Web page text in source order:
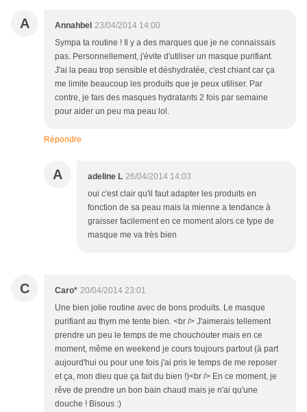
A Annahbel 23/04/2014 14:00
Sympa ta routine ! Il y a des marques que je ne connaissais
pas. Personnellement, j'évite d'utiliser un masque purifiant.
J'ai la peau trop sensible et déshydratée, c'est chiant car ça
me limite beaucoup les produits que je peux utiliser. Par
contre, je fais des masques hydratants 2 fois par semaine
pour aider un peu ma peau lol.
Répondre
A adeline L 26/04/2014 14:03
oui c'est clair qu'il faut adapter les produits en
fonction de sa peau mais la mienne a tendance à
graisser facilement en ce moment alors ce type de
masque me va très bien
C Caro* 20/04/2014 23:01
Une bien jolie routine avec de bons produits. Le masque
purifiant au thym me tente bien. <br /> J'aimerais tellement
prendre un peu le temps de me chouchouter mais en ce
moment, même en weekend je cours toujours partout (à part
aujourd'hui ou pour une fois j'ai pris le temps de me reposer
et ça, mon dieu que ça fait du bien !)<br /> En ce moment, je
rêve de prendre un bon bain chaud mais je n'ai qu'une
douche ! Bisous :)